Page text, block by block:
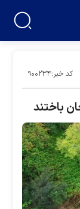
کد خبر:۹۰۰۲۳۴